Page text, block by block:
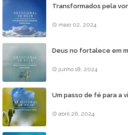
Transformados pela
maio 02, 2024
Deus no fortalece em
junho 18, 2024
Um passo de fé para a
abril 26, 2024